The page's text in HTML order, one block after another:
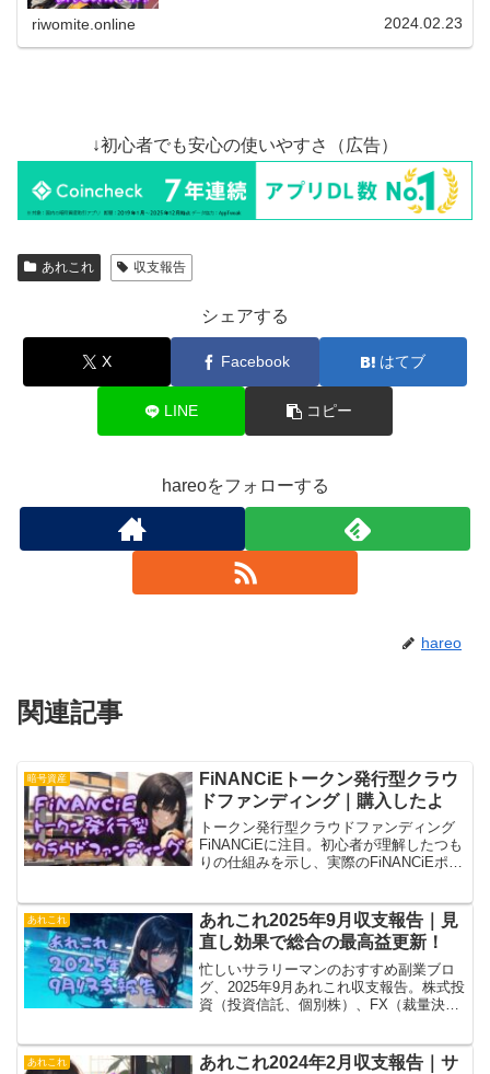
riwomite.online 2024.02.23
↓初心者でも安心の使いやすさ（広告）
あれこれ 収支報告
シェアする
X Facebook はてブ
LINE コピー
hareoをフォローする
hareo
関連記事
暗号資産
FiNANCiEトークン発行型クラウ
ドファンディング｜購入したよ
トークン発行型クラウドファンディング
FiNANCiEに注目。初心者が理解したつも
りの仕組みを示し、実際のFiNANCiEポイ
数が切り捨てられますので、細かい人は
注意！
あれこれ
あれこれ2025年9月収支報告｜見
直し効果で総合の最高益更新！
忙しいサラリーマンのおすすめ副業ブロ
グ、2025年9月あれこれ収支報告。株式投
資（投資信託、個別株）、FX（裁量決
電子書籍とか）含めて最高益更新しまし
あれこれ
あれこれ2024年2月収支報告｜サ